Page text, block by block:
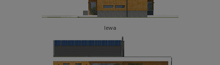
lewa